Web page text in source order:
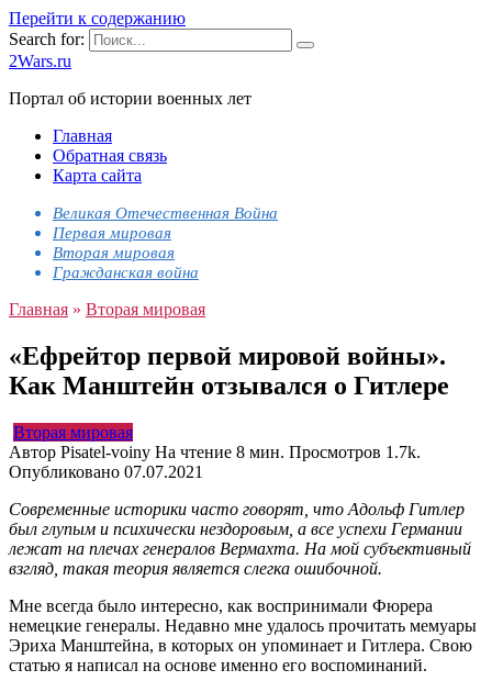
Перейти к содержанию
Search for:
2Wars.ru
Портал об истории военных лет
Главная
Обратная связь
Карта сайта
Великая Отечественная Война
Первая мировая
Вторая мировая
Гражданская война
Главная » Вторая мировая
«Ефрейтор первой мировой войны».
Как Манштейн отзывался о Гитлере
Вторая мировая
Автор Pisatel-voiny На чтение 8 мин. Просмотров 1.7k.
Опубликовано 07.07.2021
Современные историки часто говорят, что Адольф Гитлер
был глупым и психически нездоровым, а все успехи Германии
лежат на плечах генералов Вермахта. На мой субъективный
взгляд, такая теория является слегка ошибочной.
Мне всегда было интересно, как воспринимали Фюрера
немецкие генералы. Недавно мне удалось прочитать мемуары
Эриха Манштейна, в которых он упоминает и Гитлера. Свою
статью я написал на основе именно его воспоминаний.